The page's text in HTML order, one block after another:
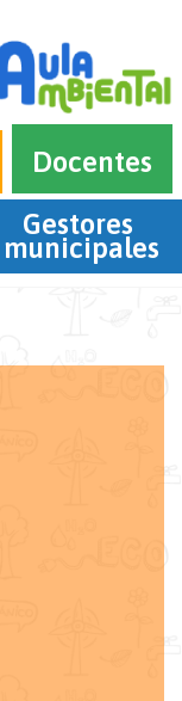
Docentes
Gestores
municipales